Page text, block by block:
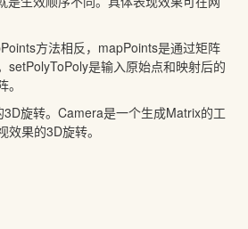
方法相反，mapPoints是通过矩阵
setPolyToPoly是输入原始点和映射后的
3D旋转。Camera是一个生成Matrix的工
果的3D旋转。